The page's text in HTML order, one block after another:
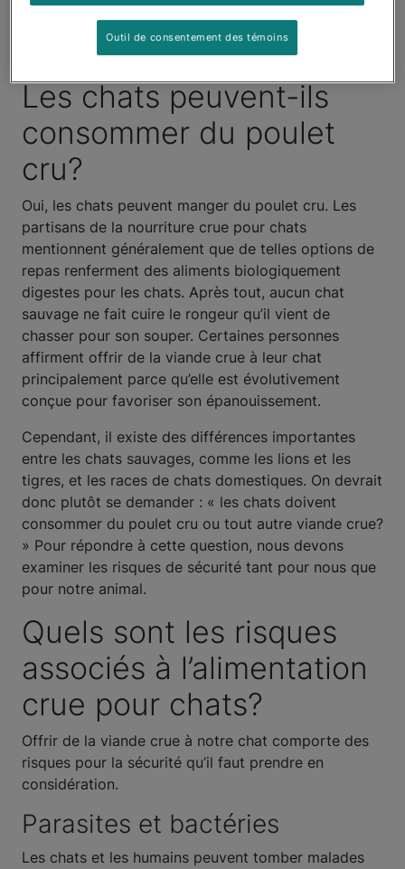
les spécialistes ne fournissent pas de réponse
définitive à cette question. Voici les avantages et les
inconvénients de ce type d’alimentation.
Les chats peuvent-ils
consommer du poulet
cru?
Oui, les chats peuvent manger du poulet cru. Les
partisans de la nourriture crue pour chats
mentionnent généralement que de telles options de
repas renferment des aliments biologiquement
digestes pour les chats. Après tout, aucun chat
sauvage ne fait cuire le rongeur qu’il vient de
chasser pour son souper. Certaines personnes
affirment offrir de la viande crue à leur chat
principalement parce qu’elle est évolutivement
conçue pour favoriser son épanouissement.
Cependant, il existe des différences importantes
entre les chats sauvages, comme les lions et les
tigres, et les races de chats domestiques. On devrait
donc plutôt se demander : « les chats doivent
consommer du poulet cru ou tout autre viande crue?
» Pour répondre à cette question, nous devons
examiner les risques de sécurité tant pour nous que
pour notre animal.
Quels sont les risques
associés à l’alimentation
crue pour chats?
Offrir de la viande crue à notre chat comporte des
risques pour la sécurité qu’il faut prendre en
considération.
Parasites et bactéries
Les chats et les humains peuvent tomber malades
Outil de consentement des témoins